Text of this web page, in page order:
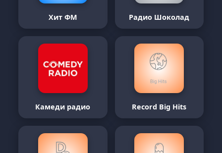
Хит ФМ Радио Шоколад
Камеди радио Record Big Hits